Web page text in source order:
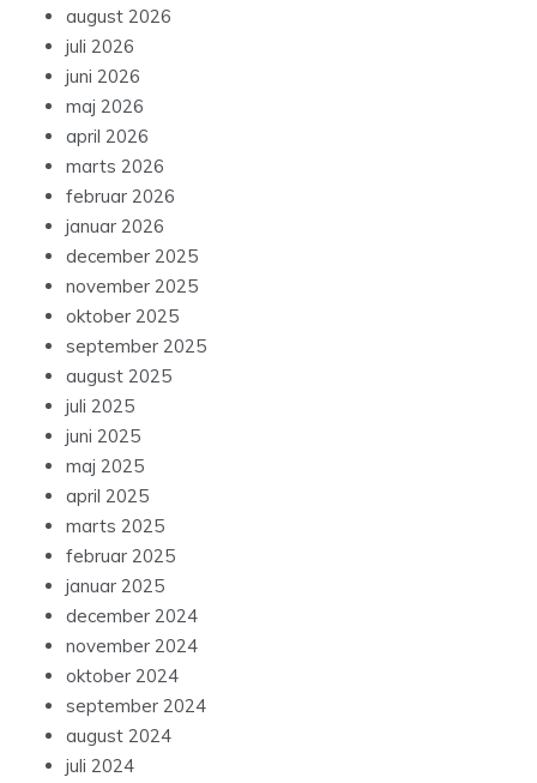
august 2026
juli 2026
juni 2026
maj 2026
april 2026
marts 2026
februar 2026
januar 2026
december 2025
november 2025
oktober 2025
september 2025
august 2025
juli 2025
juni 2025
maj 2025
april 2025
marts 2025
februar 2025
januar 2025
december 2024
november 2024
oktober 2024
september 2024
august 2024
juli 2024